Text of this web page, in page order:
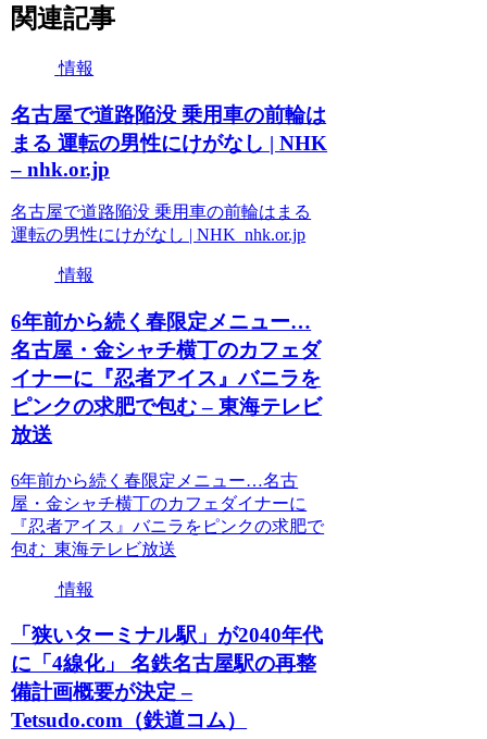
関連記事
情報
名古屋で道路陥没 乗用車の前輪は
まる 運転の男性にけがなし | NHK
– nhk.or.jp
名古屋で道路陥没 乗用車の前輪はまる
運転の男性にけがなし | NHK nhk.or.jp
情報
6年前から続く春限定メニュー…
名古屋・金シャチ横丁のカフェダ
イナーに『忍者アイス』バニラを
ピンクの求肥で包む – 東海テレビ
放送
6年前から続く春限定メニュー…名古
屋・金シャチ横丁のカフェダイナーに
『忍者アイス』バニラをピンクの求肥で
包む 東海テレビ放送
情報
「狭いターミナル駅」が2040年代
に「4線化」 名鉄名古屋駅の再整
備計画概要が決定 –
Tetsudo.com（鉄道コム）